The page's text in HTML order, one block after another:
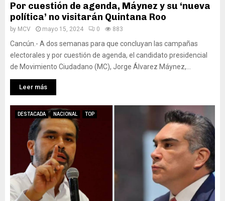
Por cuestión de agenda, Máynez y su ‘nueva
política’ no visitarán Quintana Roo
by MCV mayo 15, 2024 0 883
Cancún.- A dos semanas para que concluyan las campañas
electorales y por cuestión de agenda, el candidato presidencial
de Movimiento Ciudadano (MC), Jorge Álvarez Máynez,...
Leer más
DESTACADA NACIONAL TOP